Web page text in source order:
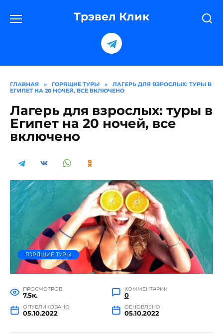
содержанию
Трэвел Клик
ГЛАВНАЯ » ГОРЯЩИЕ ТУРЫ »
ЛАГЕРЬ ДЛЯ ВЗРОСЛЫХ: ТУРЫ В
ЕГИПЕТ НА 20 НОЧЕЙ, ВСЕ ВКЛЮЧЕНО
Лагерь для взрослых: туры в
Египет на 20 ночей, все
включено
ГОРЯЩИЕ ТУРЫ
ПРОСМОТРОВ
7.5к.
КОММЕНТАРИИ
0
ОПУБЛИКОВАНО
05.10.2022
ОБНОВЛЕНО
05.10.2022